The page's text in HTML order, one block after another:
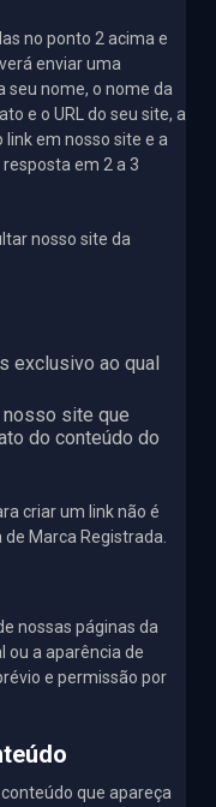
no ponto 2 acima e
enviar uma
seu nome, o nome da
e o URL do seu site, a
link em nosso site e a
resposta em 2 a 3
nosso site da
exclusivo ao qual
site que
do conteúdo do
criar um link não é
Marca Registrada.
nossas páginas da
ou a aparência de
e permissão por
que apareça